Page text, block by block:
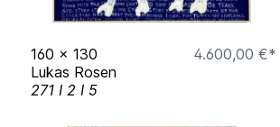
Kunst und Gartenkultur
52064 Aachen
160 x 130
4.600,00 €*
Lukas Rosen
271 I 2 I 5